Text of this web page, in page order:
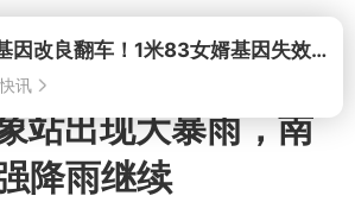
打开 潘长江基因改良翻车！1米83女婿基因失效，12岁外孙身高只到姥爷下巴
讯
站出现大暴雨，南
降雨继续